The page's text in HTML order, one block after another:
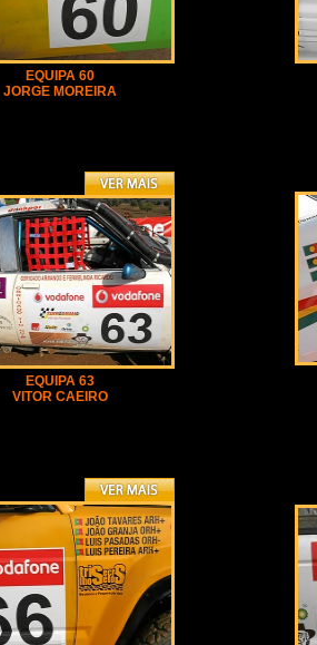
EQUIPA 60
JORGE MOREIRA
EQUIPA 63
VITOR CAEIRO